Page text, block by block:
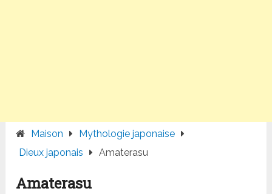
Maison
Mythologie japonaise
Dieux japonais
Amaterasu
Amaterasu